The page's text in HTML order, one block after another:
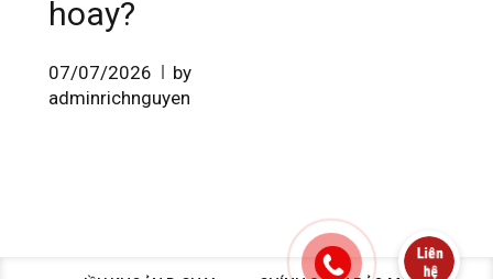
hoay?
07/07/2026
by
adminrichnguyen